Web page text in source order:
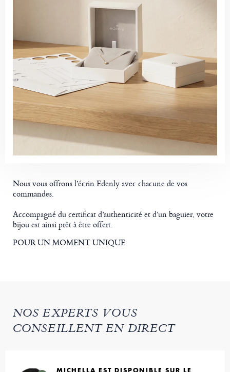
Nous vous offrons l’écrin Edenly avec chacune de vos
commandes.
Accompagné du certificat d’authenticité et d’un baguier, votre
bijou est ainsi prêt à être offert.
POUR UN MOMENT UNIQUE
NOS EXPERTS VOUS
CONSEILLENT EN DIRECT
MICHELLA EST DISPONIBLE SUR LE